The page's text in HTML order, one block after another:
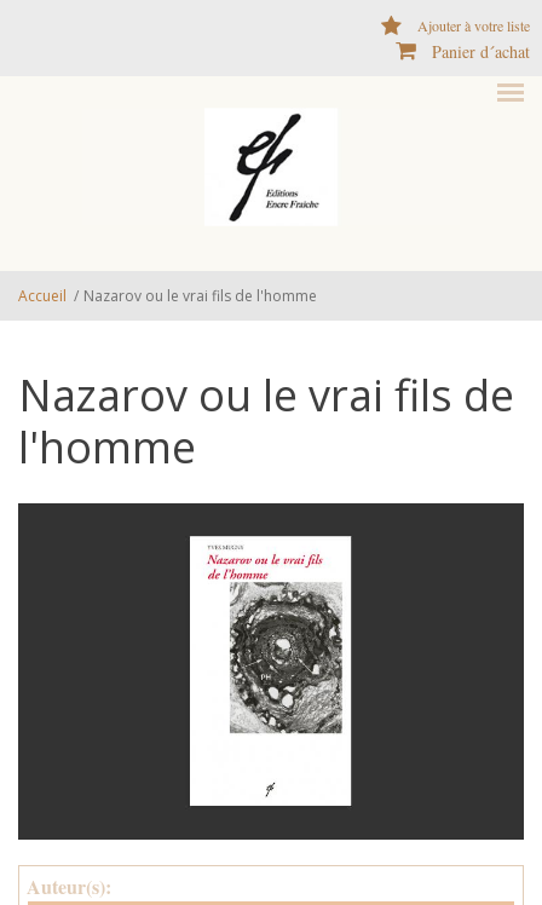
Ajouter à votre liste
Panier d´achat
Accueil / Nazarov ou le vrai fils de l'homme
Nazarov ou le vrai fils de
l'homme
Auteur(s):